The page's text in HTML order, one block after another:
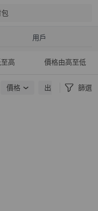
用戶
高 價格由高至低
價格 出貨地點 篩選